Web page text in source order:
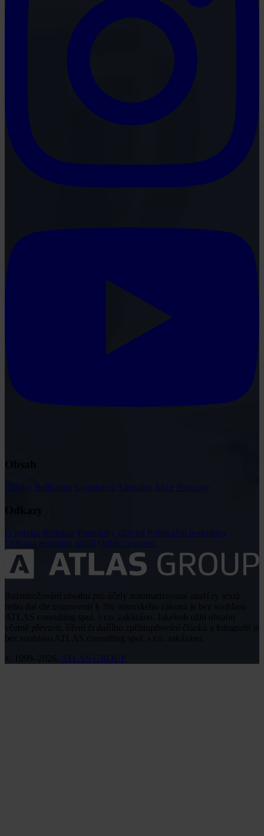
Články Judikatura Legislativa Aktuality Akce Podcasty
O portálu Redakce Podmínky užívání Publikační podmínky
Ochrana osobních údajů Odběr časopisu
včetně převzetí, šíření či dalšího zpřístupňování článků a fotografií je
ATLAS GROUP